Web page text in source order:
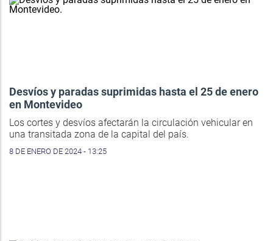
Desvíos y paradas suprimidas hasta el 25 de enero
en Montevideo
Los cortes y desvíos afectarán la circulación vehicular en
una transitada zona de la capital del país.
8 DE ENERO DE 2024 - 13:25